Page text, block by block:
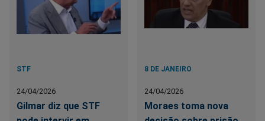
STF
24/04/2026
Gilmar diz que STF
8 DE JANEIRO
24/04/2026
Moraes toma nova